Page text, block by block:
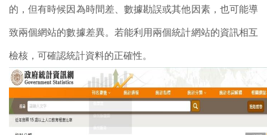
的，但有時候因為時間差、數據勘誤或其他因素，也可能導
致兩個網站的數據差異。若能利用兩個統計網站的資訊相互
檢核，可確認統計資料的正確性。